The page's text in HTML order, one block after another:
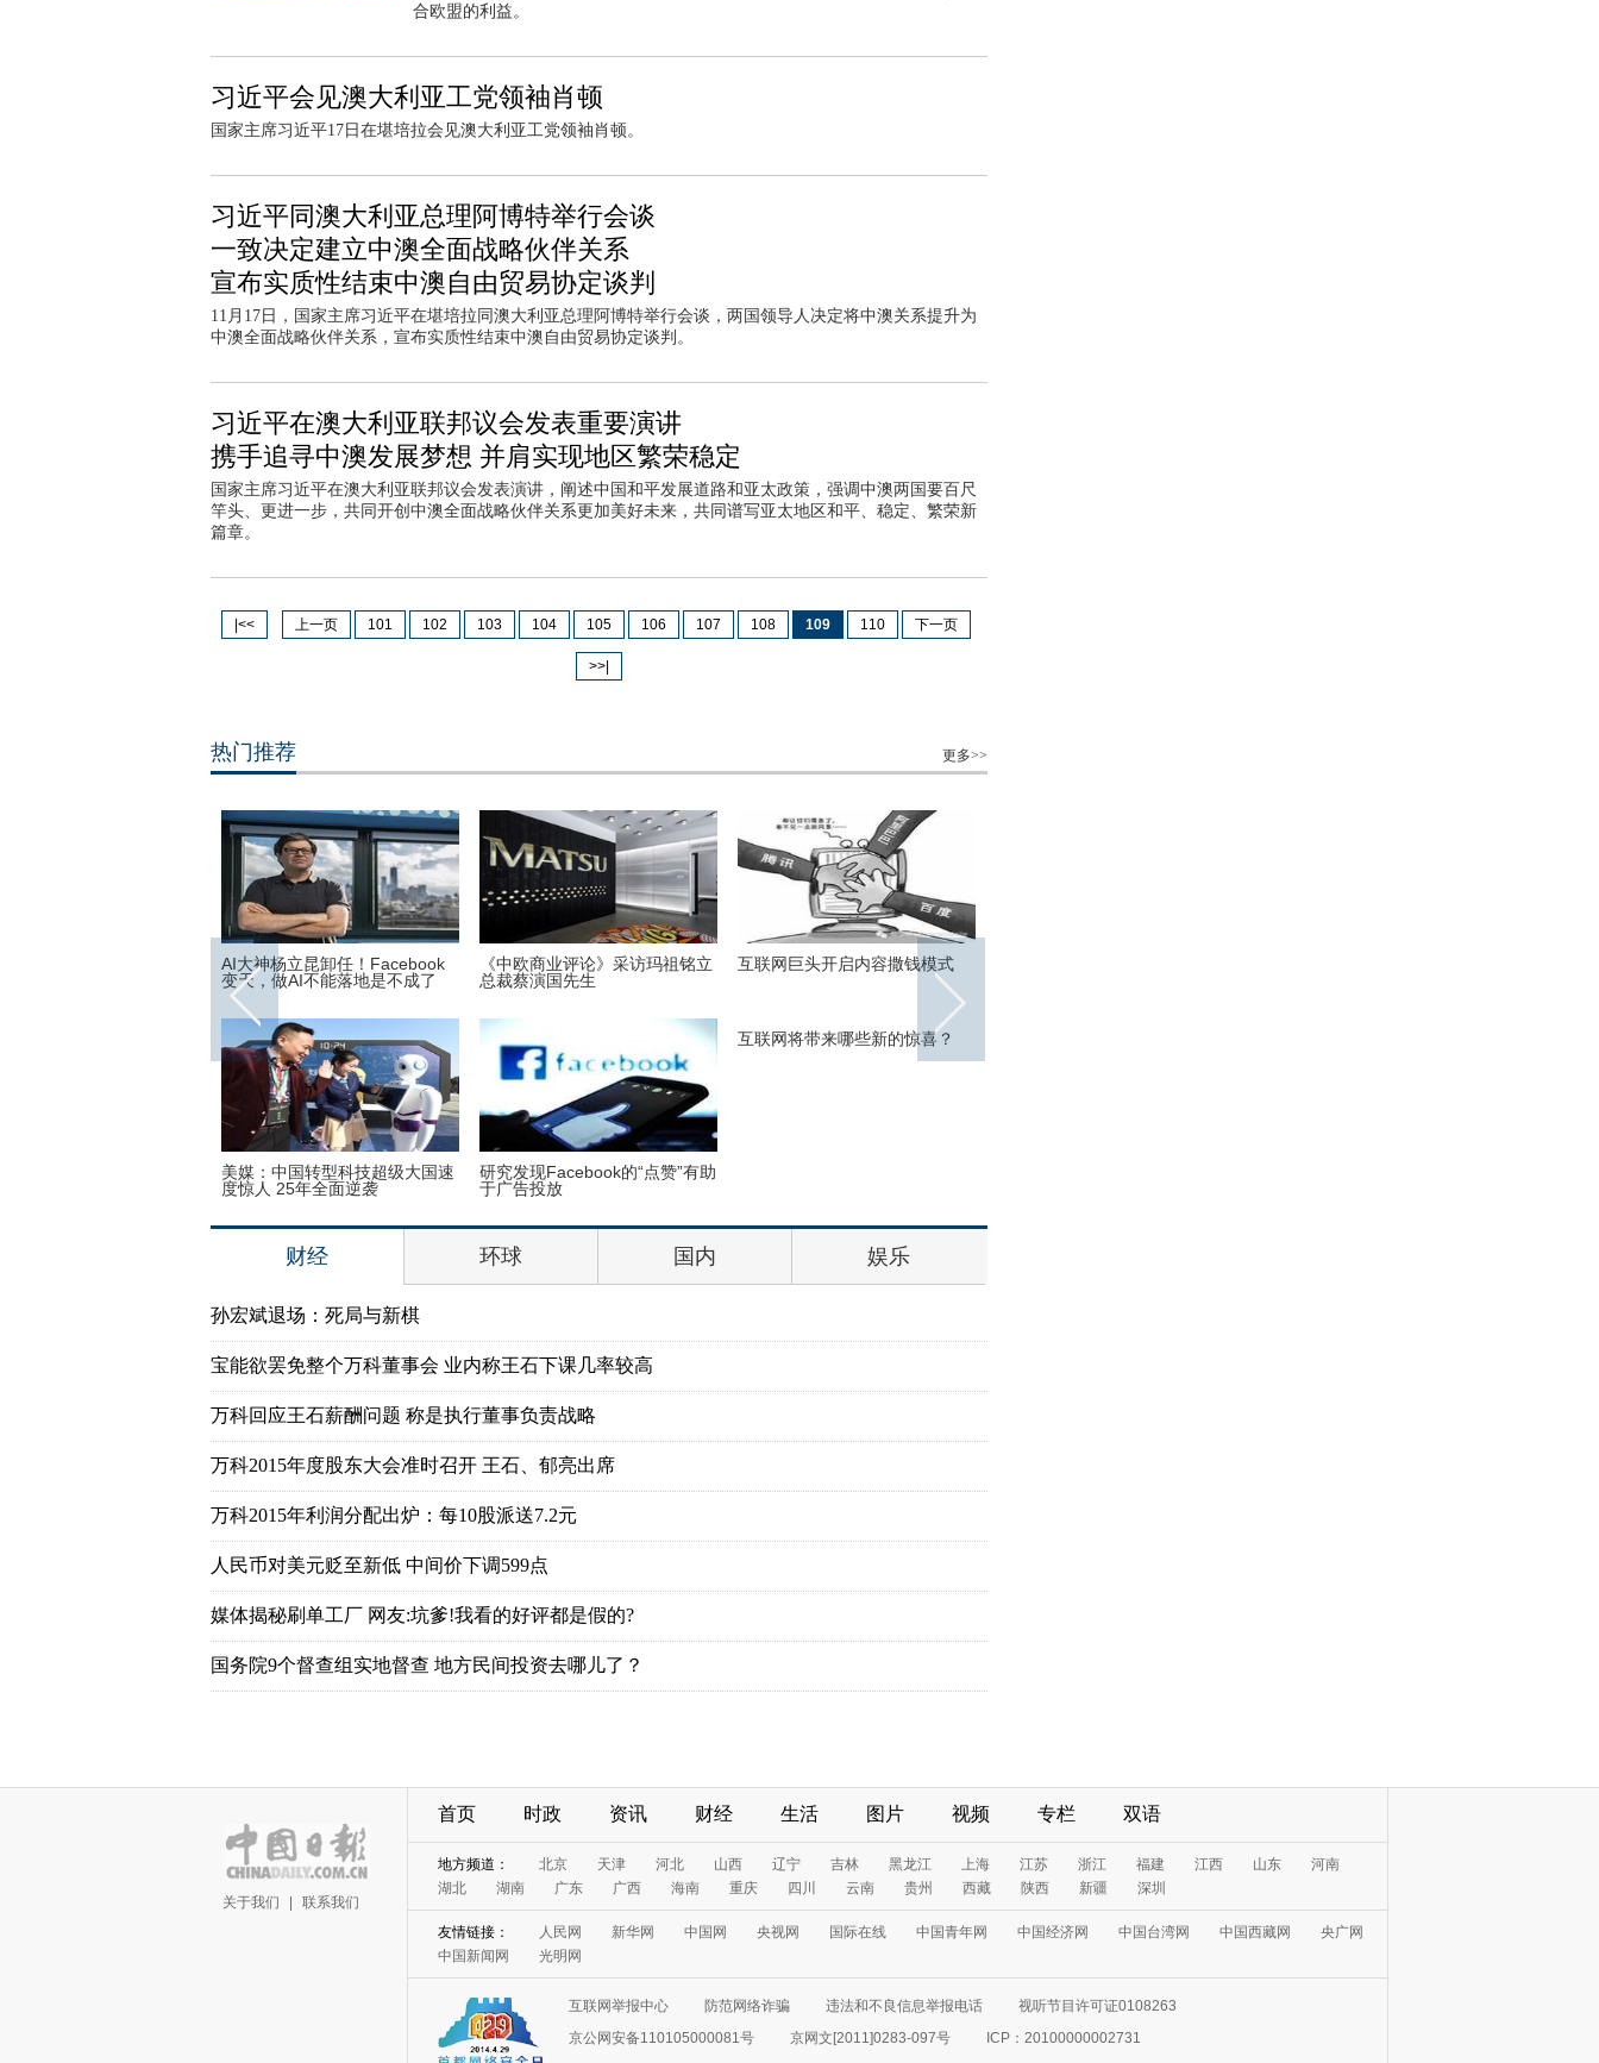
合欧盟的利益。
习近平会见澳大利亚工党领袖肖顿
国家主席习近平17日在堪培拉会见澳大利亚工党领袖肖顿。
习近平同澳大利亚总理阿博特举行会谈
一致决定建立中澳全面战略伙伴关系
宣布实质性结束中澳自由贸易协定谈判
11月17日，国家主席习近平在堪培拉同澳大利亚总理阿博特举行会谈，两国领导人决定将中澳关系提升为
中澳全面战略伙伴关系，宣布实质性结束中澳自由贸易协定谈判。
习近平在澳大利亚联邦议会发表重要演讲
携手追寻中澳发展梦想 并肩实现地区繁荣稳定
国家主席习近平在澳大利亚联邦议会发表演讲，阐述中国和平发展道路和亚太政策，强调中澳两国要百尺
竿头、更进一步，共同开创中澳全面战略伙伴关系更加美好未来，共同谱写亚太地区和平、稳定、繁荣新
篇章。
|<< 上一页 101 102 103 104 105 106 107 108 109 110 下一页
>>|
关于我们 联系我们
首页 时政 资讯 财经 生活 图片 视频 专栏 双语
互联网举报中心 防范网络诈骗 违法和不良信息举报电话
视听节目许可证0108263
京公网安备110105000081号
京网文[2011]0283-097号
ICP：20100000002731